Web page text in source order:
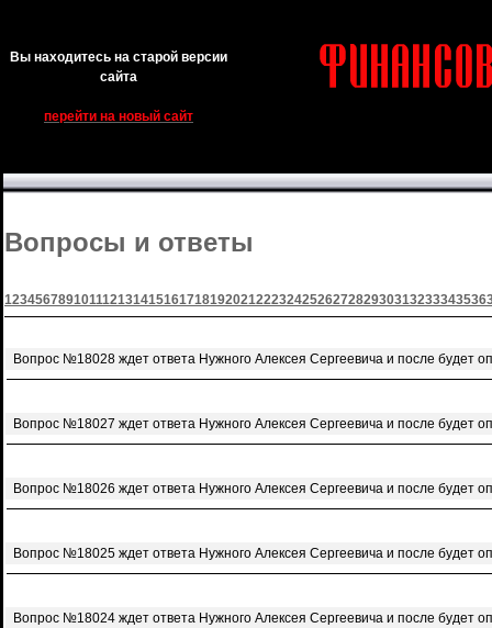
Вы находитесь на старой версии
сайта
перейти на новый сайт
Вопросы и ответы
123456789101112131415161718192021222324252627282930313233343536
Вопрос №18028 ждет ответа Нужного Алексея Сергеевича и после будет
Вопрос №18027 ждет ответа Нужного Алексея Сергеевича и после будет
Вопрос №18026 ждет ответа Нужного Алексея Сергеевича и после будет
Вопрос №18025 ждет ответа Нужного Алексея Сергеевича и после будет
Вопрос №18024 ждет ответа Нужного Алексея Сергеевича и после будет